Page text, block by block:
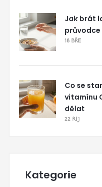
Jak brát
18 BŘE
Co se
vitamínu
dělat
22 ŘÍJ
Kategorie